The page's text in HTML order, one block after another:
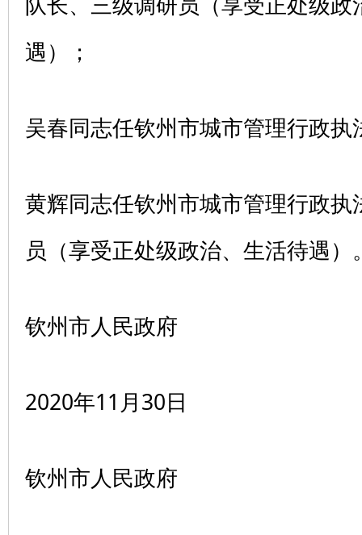
遇）；
吴春同志任钦州市城市管理行政执
黄辉同志任钦州市城市管理行政执
员（享受正处级政治、生活待遇）
钦州市人民政府
2020年11月30日
钦州市人民政府